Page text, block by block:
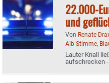
22.000-
und
Von Renate
Aib-Stimme,
Lauter Knall
aufschrecken